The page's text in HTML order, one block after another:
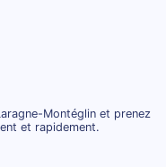
Montéglin et prenez
et rapidement.